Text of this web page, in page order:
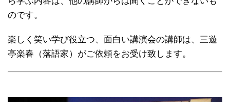
のです。
楽しく笑い学び役立つ、面白い講演会の講師は、三遊
亭楽春（落語家）がご依頼をお受け致します。